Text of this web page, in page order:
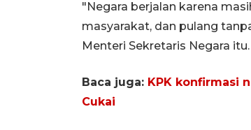
"Negara berjalan karena
masyarakat, dan pulang
Menteri Sekretaris Negara itu.
Baca juga: KPK konfirmasi
Cukai